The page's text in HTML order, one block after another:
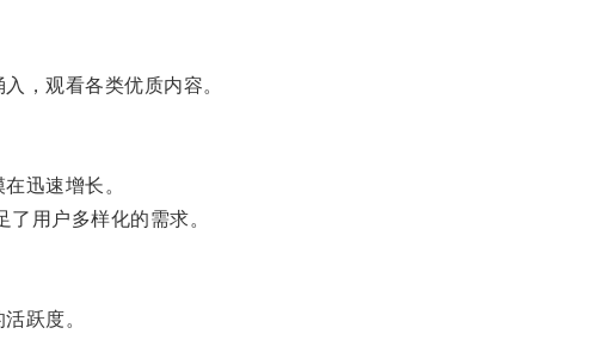
，观看各类优质内容。
迅速增长。
用户多样化的需求。
跃度。